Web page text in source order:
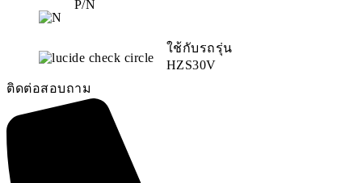
P/N
ใช้กับรถรุ่น
HZS30V
ติดต่อสอบถาม